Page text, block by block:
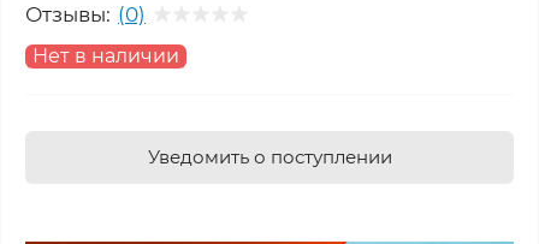
Отзывы: (0)
Нет в наличии
Уведомить о поступлении